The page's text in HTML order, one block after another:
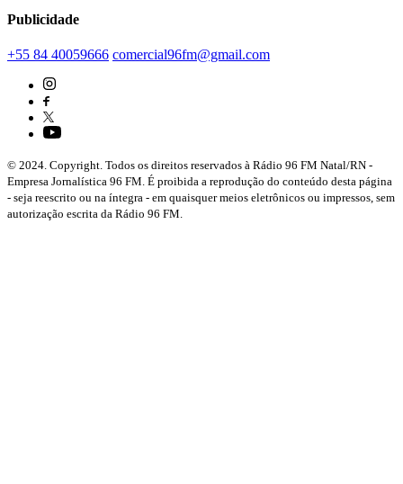
Publicidade
+55 84 40059666 comercial96fm@gmail.com
© 2024. Copyright. Todos os direitos reservados à Rádio 96 FM Natal/RN -
Empresa Jornalística 96 FM. É proibida a reprodução do conteúdo desta página
- seja reescrito ou na íntegra - em quaisquer meios eletrônicos ou impressos, sem
autorização escrita da Rádio 96 FM.